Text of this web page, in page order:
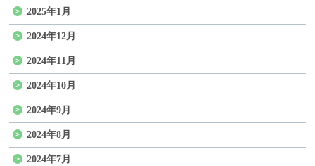
2025年1月
2024年12月
2024年11月
2024年10月
2024年9月
2024年8月
2024年7月